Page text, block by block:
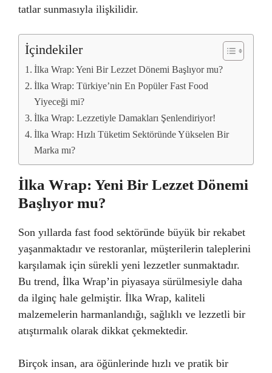
tatlar sunmasıyla ilişkilidir.
İçindekiler
İlka Wrap: Yeni Bir Lezzet Dönemi Başlıyor mu?
İlka Wrap: Türkiye’nin En Popüler Fast Food
Yiyeceği mi?
İlka Wrap: Lezzetiyle Damakları Şenlendiriyor!
İlka Wrap: Hızlı Tüketim Sektöründe Yükselen Bir
Marka mı?
İlka Wrap: Yeni Bir Lezzet Dönemi
Başlıyor mu?
Son yıllarda fast food sektöründe büyük bir rekabet
yaşanmaktadır ve restoranlar, müşterilerin taleplerini
karşılamak için sürekli yeni lezzetler sunmaktadır.
Bu trend, İlka Wrap’in piyasaya sürülmesiyle daha
da ilginç hale gelmiştir. İlka Wrap, kaliteli
malzemelerin harmanlandığı, sağlıklı ve lezzetli bir
atıştırmalık olarak dikkat çekmektedir.
Birçok insan, ara öğünlerinde hızlı ve pratik bir